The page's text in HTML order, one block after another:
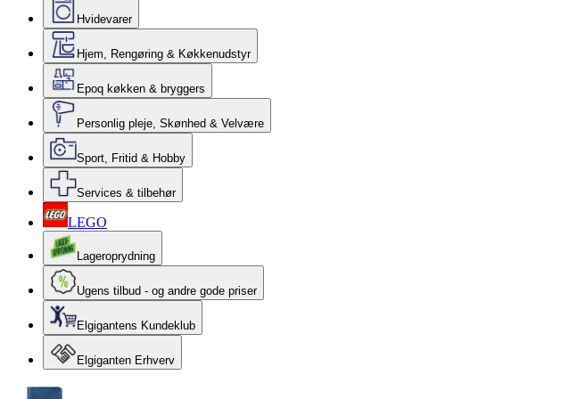
Hvidevarer
Hjem, Rengøring & Køkkenudstyr
Epoq køkken & bryggers
Personlig pleje, Skønhed & Velvære
Sport, Fritid & Hobby
Services & tilbehør
LEGO
Lageroprydning
Ugens tilbud - og andre gode priser
Elgigantens Kundeklub
Elgiganten Erhverv